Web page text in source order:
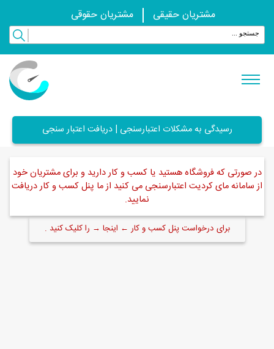
مشتریان حقیقی مشتریان حقوقی
رسیدگی به مشکلات اعتبارسنجی | دریافت اعتبار سنجی
در صورتی که فروشگاه هستید یا کسب و کار دارید و برای مشتریان خود
از سامانه مای کردیت اعتبارسنجی می کنید از ما پنل کسب و کار دریافت
نمایید.
برای درخواست پنل کسب و کار ← اینجا → را کلیک کنید .